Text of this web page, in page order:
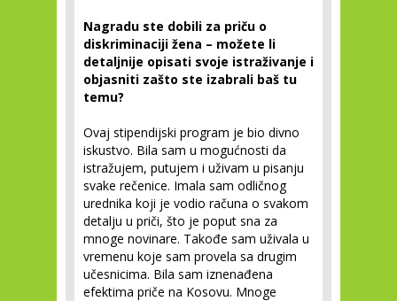
Nagradu ste dobili za priču o
diskriminaciji žena – možete li
detaljnije opisati svoje istraživanje i
objasniti zašto ste izabrali baš tu
temu?
Ovaj stipendijski program je bio divno
iskustvo. Bila sam u mogućnosti da
istražujem, putujem i uživam u pisanju
svake rečenice. Imala sam odličnog
urednika koji je vodio računa o svakom
detalju u priči, što je poput sna za
mnoge novinare. Takođe sam uživala u
vremenu koje sam provela sa drugim
učesnicima. Bila sam iznenađena
efektima priče na Kosovu. Mnoge